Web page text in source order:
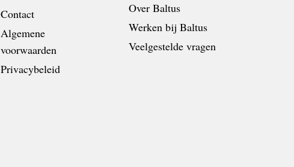
Contact
Algemene
voorwaarden
Privacybeleid
Over Baltus
Werken bij Baltus
Veelgestelde vragen